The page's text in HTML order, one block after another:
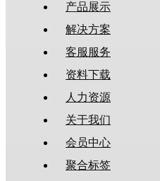
产品展示
解决方案
客服服务
资料下载
人力资源
关于我们
会员中心
聚合标签